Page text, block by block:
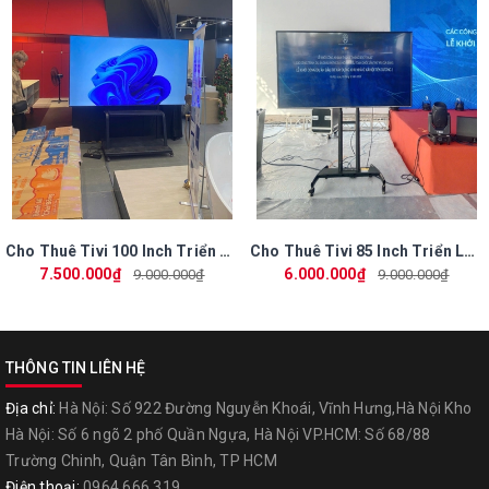
>>>>>>>>> Quý khách vui lòng liên hệ Hotline 0964666319 hoặc
0973369865 để được tư vấn miễn phí
Cho Thuê Tivi 100 Inch Triển Lãm Mùa Xuân 2026 Tại VEC – Phú Vương Màn Hình Siêu Lớn
7.500.000₫
9.000.000₫
Cho Thuê Tivi 85 Inch Triển Lãm Mùa Xuân 2026 – Phú Vương Chuyên Màn Hình Lớn
6.000.000₫
9.000.000₫
THÔNG TIN LIÊN HỆ
Địa chỉ: Hà Nội: Số 922 Đường Nguyễn Khoái, Vĩnh Hưng,Hà Nội Kho
Hà Nội: Số 6 ngõ 2 phố Quần Ngựa, Hà Nội VP.HCM: Số 68/88
Trường Chinh, Quận Tân Bình, TP HCM